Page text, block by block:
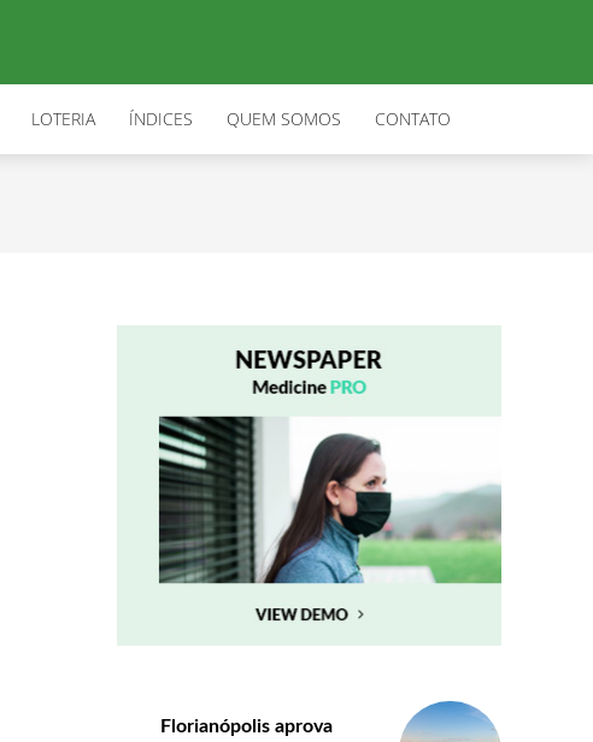
LOTERIA ÍNDICES QUEM SOMOS CONTATO
Florianópolis aprova